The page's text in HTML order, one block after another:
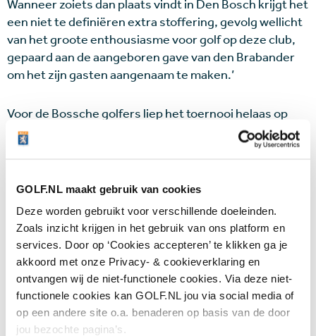
GOLF.NL maakt gebruik van cookies
Deze worden gebruikt voor verschillende doeleinden.
Zoals inzicht krijgen in het gebruik van ons platform en
services. Door op ‘Cookies accepteren’ te klikken ga je
akkoord met onze Privacy- & cookieverklaring en
ontvangen wij de niet-functionele cookies. Via deze niet-
functionele cookies kan GOLF.NL jou via social media of
op een andere site o.a. benaderen op basis van de door
jou bezochte pagina’s.
Wanneer zoiets dan plaats vindt in Den Bosch krijgt het
een niet te definiëren extra stoffering, gevolg wellicht
van het groote enthousiasme voor golf op deze club,
gepaard aan de aangeboren gave van den Brabander
om het zijn gasten aangenaam te maken.’
Voor de Bossche golfers liep het toernooi helaas op
een sof uit. Het grote talent Bib van Lanschot werd al
in de eerste ronde door zijn neef Jan uitgeschakeld.
gemaakt voor het Bossche voorstel, moest zijn
Olivier van Zinnicq Bergmann ondervond ‘golftragiek’
in zijn partij tegen Henny Jordaan van de Twentsche.
Jordaan speelde beter dan ooit en hierdoor verloor
Bergmann de rust in zijn speel, hetgeen een kritische
noot aan de commentator ontlokte:
‘wedstrijdmentaliteit bezit Bergmann in onvoldoende
mate.’(5)